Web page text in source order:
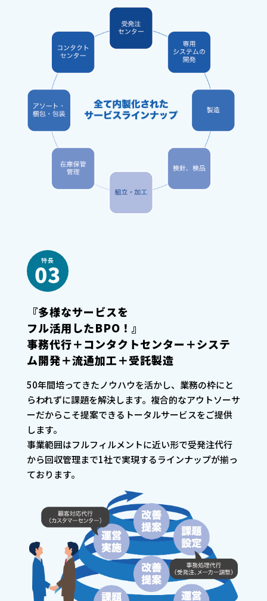
特長
03
『多様なサービスを
フル活用したBPO！』
事務代行＋コンタクトセンター＋システ
ム開発＋流通加工＋受託製造
50年間培ってきたノウハウを活かし、業務の枠にと
らわれずに課題を解決します。複合的なアウトソーサ
ーだからこそ提案できるトータルサービスをご提供
します。
事業範囲はフルフィルメントに近い形で受発注代行
から回収管理まで1社で実現するラインナップが揃っ
ております。